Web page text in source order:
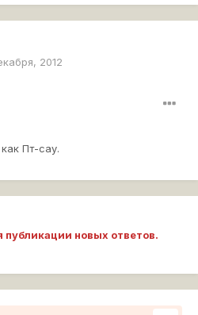
2012
Пт-сау.
новых ответов.